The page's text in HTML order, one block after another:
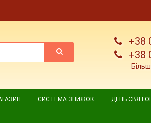
+38
+38
СИСТЕМА ЗНИЖОК ДЕНЬ